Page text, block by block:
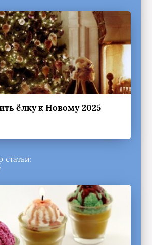
ёлку к Новому 2025
статьи: